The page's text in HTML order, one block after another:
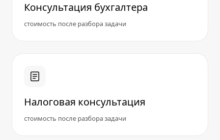
Консультация бухгалтера
стоимость после разбора задачи
Налоговая консультация
стоимость после разбора задачи